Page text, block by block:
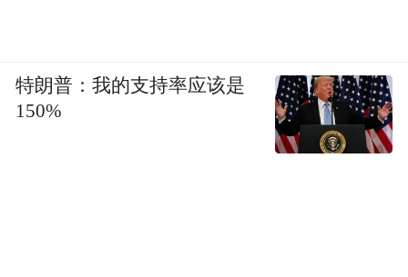
特朗普：我的支持率应该是
150%